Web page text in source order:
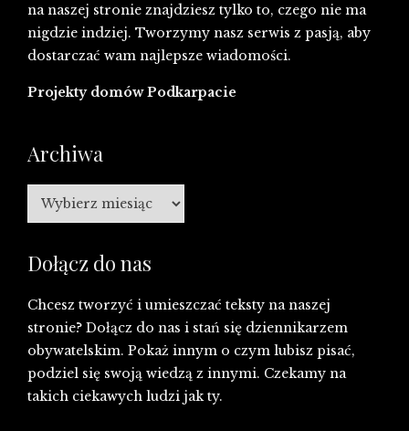
na naszej stronie znajdziesz tylko to, czego nie ma
nigdzie indziej. Tworzymy nasz serwis z pasją, aby
dostarczać wam najlepsze wiadomości.
Projekty domów Podkarpacie
Archiwa
Archiwa
Dołącz do nas
Chcesz tworzyć i umieszczać teksty na naszej
stronie? Dołącz do nas i stań się dziennikarzem
obywatelskim. Pokaż innym o czym lubisz pisać,
podziel się swoją wiedzą z innymi. Czekamy na
takich ciekawych ludzi jak ty.